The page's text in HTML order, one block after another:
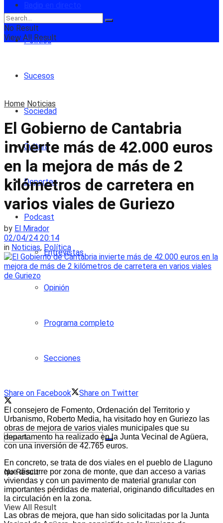
Política
Sucesos
Sociedad
Cultura
Deportes
Podcast
Entrevistas
Opinión
Programa completo
Secciones
No Result
View All Result
No Result
View All Result
Home Noticias
El Gobierno de Cantabria
invierte más de 42.000 euros
en la mejora de más de 2
kilómetros de carretera en
varios viales de Guriezo
by El Mirador
02/04/24 20:14
in Noticias, Política
Share on Facebook Share on Twitter
El consejero de Fomento, Ordenación del Territorio y
Urbanismo, Roberto Media, ha visitado hoy en Guriezo las
obras de mejora de varios viales municipales que su
departamento ha realizado en la Junta Vecinal de Agüera,
con una inversión de 42.765 euros.
En concreto, se trata de dos viales en el pueblo de Llaguno
que discurre por zona de monte, que dan acceso a varias
viviendas y con un pavimento de material granular con
importantes pérdidas de material, originando dificultades en
la circulación en la zona.
Las obras de mejora, que han sido solicitadas por la Junta